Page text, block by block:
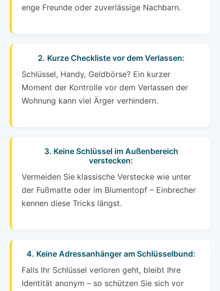
enge Freunde oder zuverlässige Nachbarn.
2. Kurze Checkliste vor dem Verlassen:
Schlüssel, Handy, Geldbörse? Ein kurzer
Moment der Kontrolle vor dem Verlassen der
Wohnung kann viel Ärger verhindern.
3. Keine Schlüssel im Außenbereich
verstecken:
Vermeiden Sie klassische Verstecke wie unter
der Fußmatte oder im Blumentopf – Einbrecher
kennen diese Tricks längst.
4. Keine Adressanhänger am Schlüsselbund:
Falls Ihr Schlüssel verloren geht, bleibt Ihre
Identität anonym – so schützen Sie sich vor